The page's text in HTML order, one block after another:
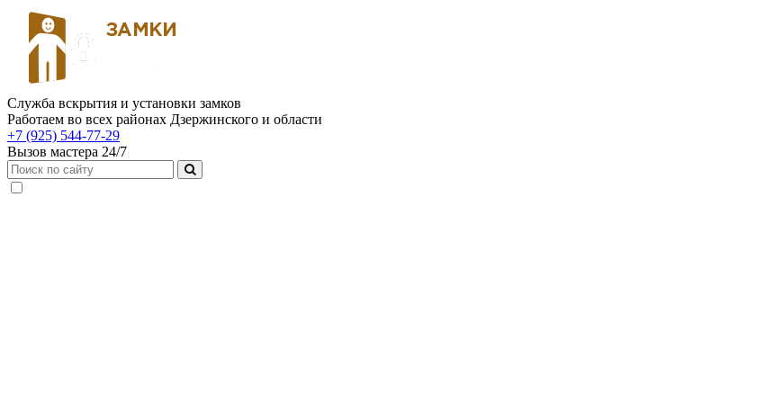
Служба вскрытия и установки замков
Работаем во всех районах Дзержинского и области
+7 (925) 544-77-29
Вызов мастера 24/7